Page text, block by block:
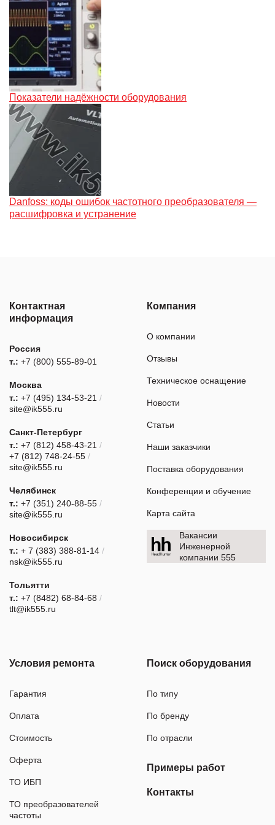
Показатели надёжности оборудования
Danfoss: коды ошибок частотного преобразователя —
расшифровка и устранение
Контактная
информация
Россия
т.: +7 (800) 555-89-01
Москва
т.: +7 (495) 134-53-21 /
site@ik555.ru
Санкт-Петербург
т.: +7 (812) 458-43-21 /
+7 (812) 748-24-55 /
site@ik555.ru
Челябинск
т.: +7 (351) 240-88-55 /
site@ik555.ru
Новосибирск
т.: + 7 (383) 388-81-14 /
nsk@ik555.ru
Тольятти
т.: +7 (8482) 68-84-68 /
tlt@ik555.ru
Компания
О компании
Отзывы
Техническое оснащение
Новости
Статьи
Наши заказчики
Поставка оборудования
Конференции и обучение
Карта сайта
Вакансии
Инженерной
компании 555
Условия ремонта
Гарантия
Оплата
Стоимость
Оферта
ТО ИБП
ТО преобразователей
частоты
Поиск оборудования
По типу
По бренду
По отрасли
Примеры работ
Контакты